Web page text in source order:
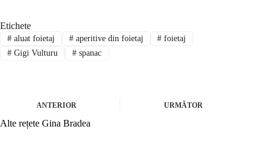
Etichete
#aluat foietaj #aperitive din foietaj # foietaj
#Gigi Vulturu #spanac
ANTERIOR URMĂTOR
Alte rețete Gina Bradea